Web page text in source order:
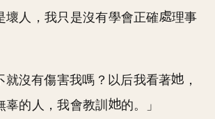
壞人，我只是沒有學會正確
理事
就沒有傷害我嗎？以后我看著
，
辜的人，我會教訓 的。」